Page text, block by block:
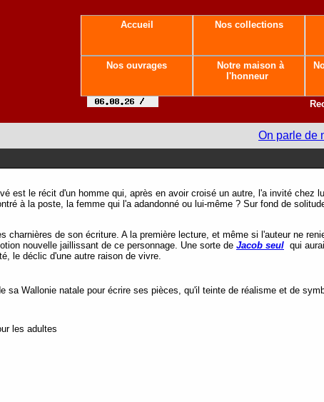
Accueil Nos collections
Nos ouvrages
Notre maison à
l'honneur
On parle de
est le récit d'un homme qui, après en avoir croisé un autre, l'a invité chez
à la poste, la femme qui l'a adandonné ou lui-même ? Sur fond de
charnières de son écriture. A la première lecture, et même si l'auteur ne
nouvelle jaillissant de ce personnage. Une sorte de Jacob seul qui
le déclic d'une autre raison de vivre.
Wallonie natale pour écrire ses pièces, qu'il teinte de réalisme et de
les adultes